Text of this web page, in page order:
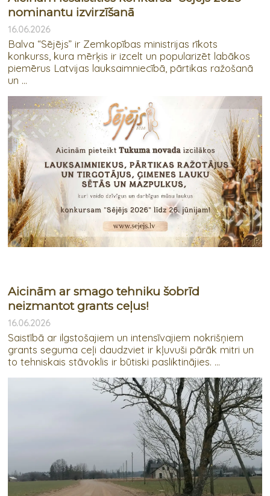
nominantu izvirzīšanā
16.06.2026
Balva “Sējējs” ir Zemkopības ministrijas rīkots
konkurss, kura mērķis ir izcelt un popularizēt labākos
piemērus Latvijas lauksaimniecībā, pārtikas ražošanā
un ...
Aicinām ar smago tehniku šobrīd
neizmantot grants ceļus!
16.06.2026
Saistībā ar ilgstošajiem un intensīvajiem nokrišņiem
grants seguma ceļi daudzviet ir kļuvuši pārāk mitri un
to tehniskais stāvoklis ir būtiski pasliktinājies. ...